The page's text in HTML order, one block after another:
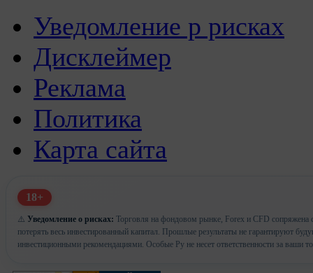
Уведомление р рисках
Дисклеймер
Реклама
Политика
Карта сайта
18+
⚠️ Уведомление о рисках: Торговля на фондовом рынке, Forex и CFD сопряжена
потерять весь инвестированный капитал. Прошлые результаты не гарантируют
инвестиционными рекомендациями. Особые Ру не несет ответственности за ваши